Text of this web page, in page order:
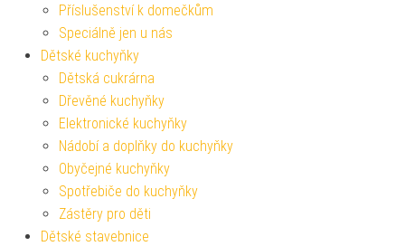
Příslušenství k domečkům
Speciálně jen u nás
Dětské kuchyňky
Dětská cukrárna
Dřevěné kuchyňky
Elektronické kuchyňky
Nádobí a doplňky do kuchyňky
Obyčejné kuchyňky
Spotřebiče do kuchyňky
Zástěry pro děti
Dětské stavebnice